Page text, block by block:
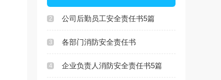
2 公司后勤员工安全责任书5篇
3 各部门消防安全责任书
4 企业负责人消防安全责任书5篇